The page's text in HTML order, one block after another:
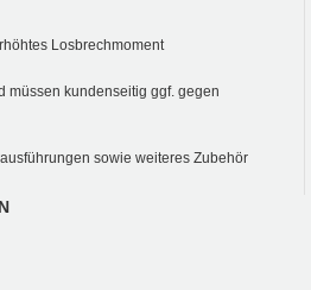
Losbrechmoment
müssen kundenseitig ggf. gegen
sowie weiteres Zubehör